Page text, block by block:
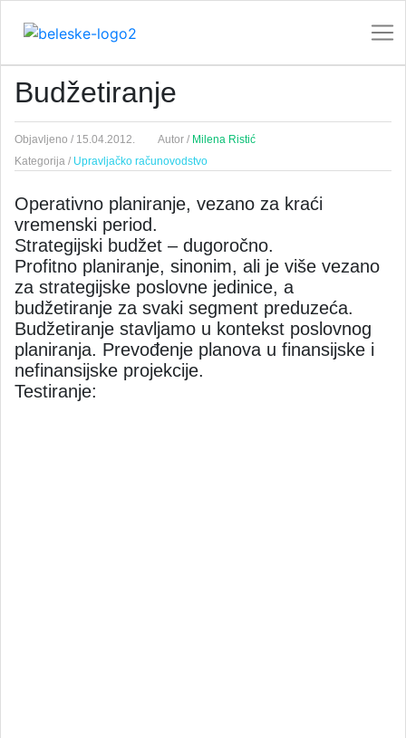
Budžetiranje
Objavljeno / 15.04.2012. Autor / Milena Ristić
Kategorija / Upravljačko računovodstvo
Operativno planiranje, vezano za kraći
vremenski period.
Strategijski budžet – dugoročno.
Profitno planiranje, sinonim, ali je više vezano
za strategijske poslovne jedinice, a
budžetiranje za svaki segment preduzeća.
Budžetiranje stavljamo u kontekst poslovnog
planiranja. Prevođenje planova u finansijske i
nefinansijske projekcije.
Testiranje: